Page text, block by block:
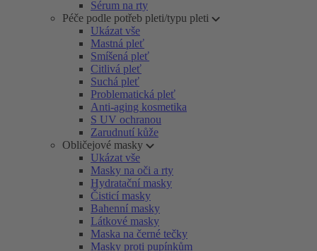
Sérum na rty
Péče podle potřeb pleti/typu pleti
Ukázat vše
Mastná pleť
Smíšená pleť
Citlivá pleť
Suchá pleť
Problematická pleť
Anti-aging kosmetika
S UV ochranou
Zarudnutí kůže
Obličejové masky
Ukázat vše
Masky na oči a rty
Hydratační masky
Čisticí masky
Bahenní masky
Látkové masky
Maska na černé tečky
Masky proti pupínkům